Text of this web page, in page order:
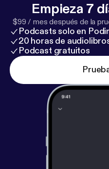
Empieza 7
$99 / mes después de la
Podcasts solo en
20 horas de
Podcast gratuitos